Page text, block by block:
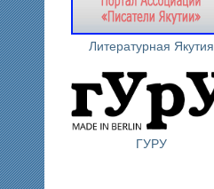
Литературная Якутия
ГУРУ